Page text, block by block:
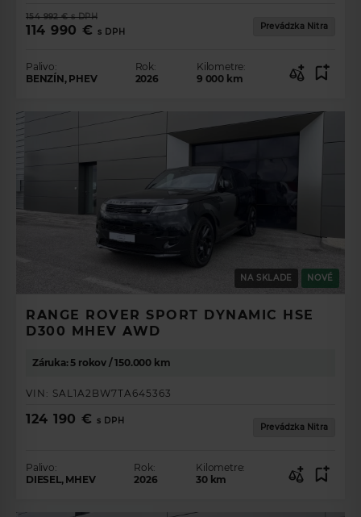
VOZIDLO SNOV
Model
Palivo
POKRAČOVAŤ
154 992 € s DPH
114 990 € s DPH
Prevádzka Nitra
Palivo:
BENZÍN, PHEV
Rok:
2026
Kilometre:
9 000 km
NA SKLADE NOVÉ
RANGE ROVER SPORT DYNAMIC HSE
D300 MHEV AWD
Záruka: 5 rokov / 150.000 km
VIN: SAL1A2BW7TA645363
124 190 € s DPH
Prevádzka Nitra
Palivo:
DIESEL, MHEV
Rok:
2026
Kilometre:
30 km